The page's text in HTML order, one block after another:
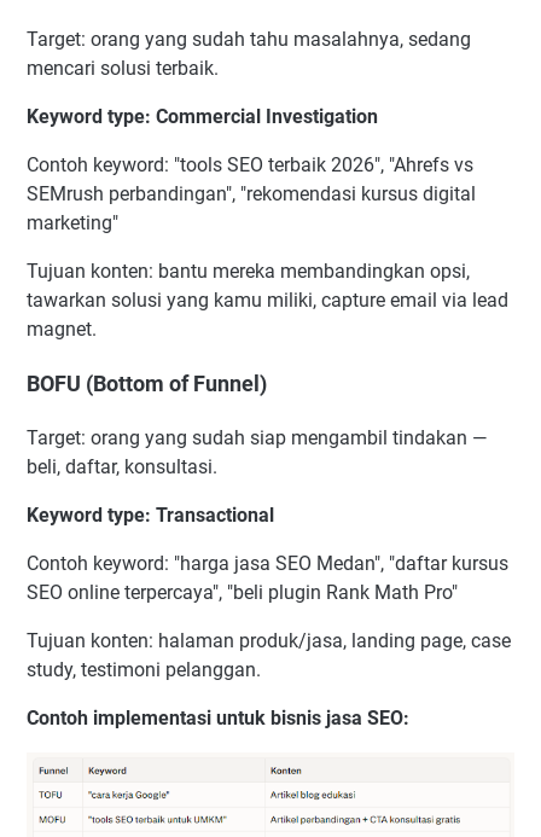
Target: orang yang sudah tahu masalahnya, sedang
mencari solusi terbaik.
Keyword type: Commercial Investigation
Contoh keyword: "tools SEO terbaik 2026", "Ahrefs vs
SEMrush perbandingan", "rekomendasi kursus digital
marketing"
Tujuan konten: bantu mereka membandingkan opsi,
tawarkan solusi yang kamu miliki, capture email via lead
magnet.
BOFU (Bottom of Funnel)
Target: orang yang sudah siap mengambil tindakan —
beli, daftar, konsultasi.
Keyword type: Transactional
Contoh keyword: "harga jasa SEO Medan", "daftar kursus
SEO online terpercaya", "beli plugin Rank Math Pro"
Tujuan konten: halaman produk/jasa, landing page, case
study, testimoni pelanggan.
Contoh implementasi untuk bisnis jasa SEO: